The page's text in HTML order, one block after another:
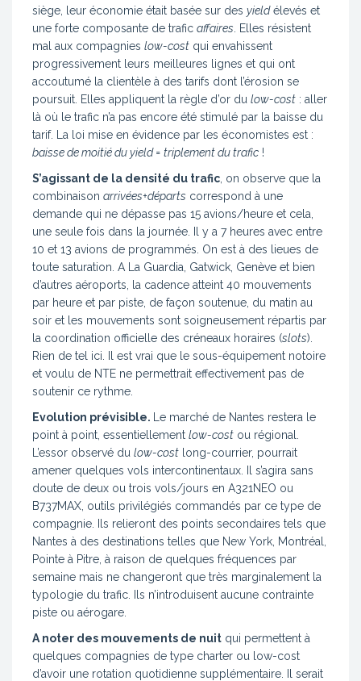
siège, leur économie était basée sur des yieldélevés et
une forte composante de trafic affaires . Elles résistent
mal aux compagnies low-cost qui envahissent
progressivement leurs meilleures lignes et qui ont
accoutumé la clientèle à des tarifs dont l’érosion se
poursuit. Elles appliquent la règle d’or du low-cost : aller
là où le trafic n’a pas encore été stimulé par la baisse du
tarif. La loi mise en évidence par les économistes est :
baisse de moitié du yield = triplement du trafic !
S’agissant de la densité du trafic , on observe que la
combinaison arrivées+départs correspond à une
demande qui ne dépasse pas 15 avions/heure et cela,
une seule fois dans la journée. Il y a 7 heures avec entre
10 et 13 avions de programmés. On est à des lieues de
toute saturation. A La Guardia, Gatwick, Genève et bien
d’autres aéroports, la cadence atteint 40 mouvements
par heure et par piste, de façon soutenue, du matin au
soir et les mouvements sont soigneusement répartis par
la coordination officielle des créneaux horaires (slots).
Rien de tel ici. Il est vrai que le sous-équipement notoire
et voulu de NTE ne permettrait effectivement pas de
soutenir ce rythme.
Evolution prévisible.
Le marché de Nantes restera le
point à point, essentiellement low-cost ou régional.
L’essor observé du low-cost long-courrier, pourrait
amener quelques vols intercontinentaux. Il s’agira sans
doute de deux ou trois vols/jours en A321NEO ou
B737MAX, outils privilégiés commandés par ce type de
compagnie. Ils relieront des points secondaires tels que
Nantes à des destinations telles que New York, Montréal,
Pointe à Pitre, à raison de quelques fréquences par
semaine mais ne changeront que très marginalement la
typologie du trafic. Ils n’introduisent aucune contrainte
piste ou aérogare.
A noter des mouvements de nuit qui permettent à
quelques compagnies de type charter ou low-cost
d’avoir une rotation quotidienne supplémentaire. Il serait